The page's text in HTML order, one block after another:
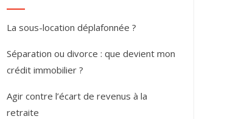
La sous-location déplafonnée ?
Séparation ou divorce : que devient mon
crédit immobilier ?
Agir contre l’écart de revenus à la
retraite